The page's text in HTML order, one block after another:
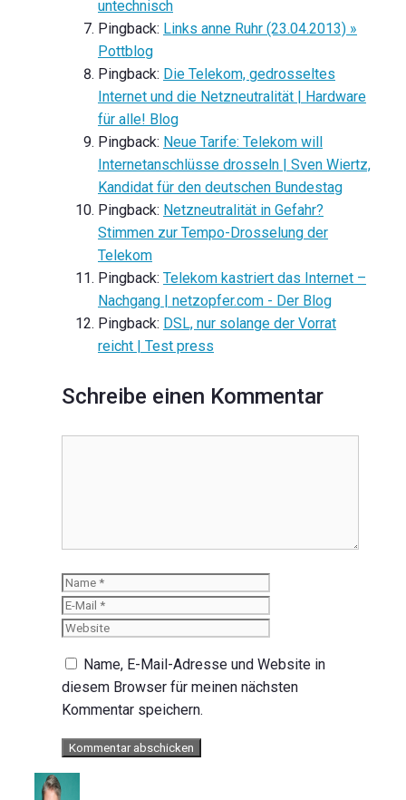
untechnisch
Pingback: Links anne Ruhr (23.04.2013) »
Pottblog
Pingback: Die Telekom, gedrosseltes
Internet und die Netzneutralität | Hardware
für alle! Blog
Pingback: Neue Tarife: Telekom will
Internetanschlüsse drosseln | Sven Wiertz,
Kandidat für den deutschen Bundestag
Pingback: Netzneutralität in Gefahr?
Stimmen zur Tempo-Drosselung der
Telekom
Pingback: Telekom kastriert das Internet –
Nachgang | netzopfer.com - Der Blog
Pingback: DSL, nur solange der Vorrat
reicht | Test press
Schreibe einen Kommentar
Name
Name, E-Mail-Adresse und Website in
diesem Browser für meinen nächsten
Kommentar speichern.